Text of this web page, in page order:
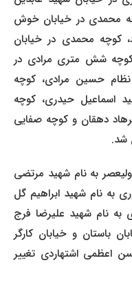
محمدی در خیابان خوش
محمدی در خیابان
شش متری مرادی در
حسین مرادی، کوچه
حیدری، کوچه
دهقان و کوچه صفایی
ولیعصر به نام شهید مرتضی
نام شهید ابراهیم گل
نام شهید علیرضا فرج
و خیابان کارگر
اعظمی اشتهاردی تغییر